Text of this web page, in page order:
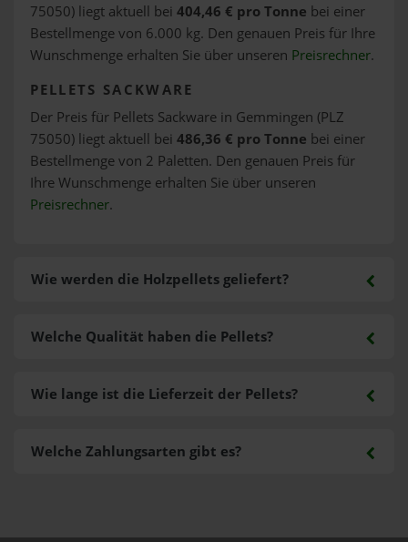
75050) liegt aktuell bei 404,46 € pro Tonne bei einer
Bestellmenge von 6.000 kg. Den genauen Preis für Ihre
Wunschmenge erhalten Sie über unseren Preisrechner.
PELLETS SACKWARE
Der Preis für Pellets Sackware in Gemmingen (PLZ
75050) liegt aktuell bei 486,36 € pro Tonne bei einer
Bestellmenge von 2 Paletten. Den genauen Preis für
Ihre Wunschmenge erhalten Sie über unseren
Preisrechner.
Wie werden die Holzpellets geliefert?
Welche Zahlungsarten gibt es?
Welche Qualität haben die Pellets?
Wie lange ist die Lieferzeit der Pellets?